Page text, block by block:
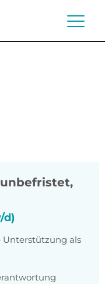
unbefristet,
d)
als